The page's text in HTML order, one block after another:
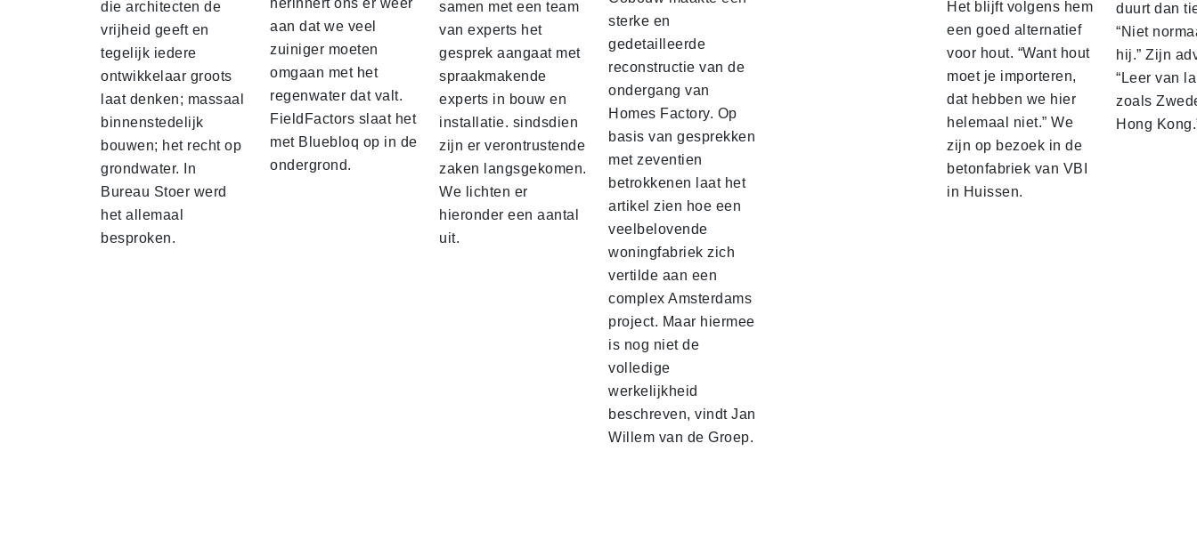
die architecten de
vrijheid geeft en
tegelijk iedere
ontwikkelaar groots
laat denken; massaal
binnenstedelijk
bouwen; het recht op
grondwater. In
Bureau Stoer werd
het allemaal
besproken.
herinnert ons er weer
aan dat we veel
zuiniger moeten
omgaan met het
regenwater dat valt.
FieldFactors slaat het
met Bluebloq op in de
ondergrond.
samen met een team
van experts het
gesprek aangaat met
spraakmakende
experts in bouw en
installatie. sindsdien
zijn er verontrustende
zaken langsgekomen.
We lichten er
hieronder een aantal
uit.
sterke en
gedetailleerde
reconstructie van de
ondergang van
Homes Factory. Op
basis van gesprekken
met zeventien
betrokkenen laat het
artikel zien hoe een
veelbelovende
woningfabriek zich
vertilde aan een
complex Amsterdams
project. Maar hiermee
is nog niet de
volledige
werkelijkheid
beschreven, vindt Jan
Willem van de Groep.
Het blijft volgens hem
een goed alternatief
voor hout. “Want hout
moet je importeren,
dat hebben we hier
helemaal niet.” We
zijn op bezoek in de
betonfabriek van VBI
in Huissen.
duurt dan
“Niet
hij.” Zijn
“Leer van
zoals
Hong